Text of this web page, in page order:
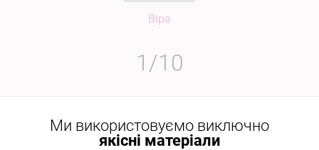
Віра
1 /10
Ми використовуємо виключно
якісні матеріали